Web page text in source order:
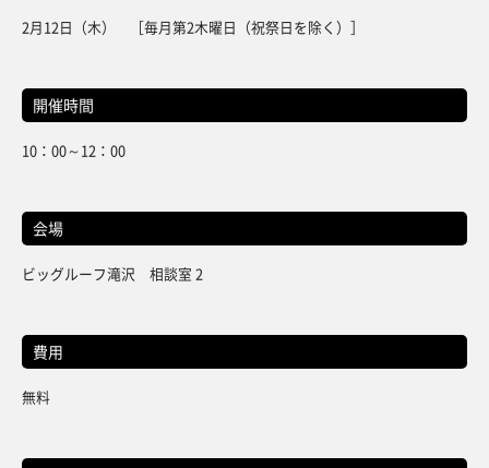
2月12日（木） ［毎月第2木曜日（祝祭日を除く）］
開催時間
10：00～12：00
会場
ビッグルーフ滝沢 相談室 2
費用
無料